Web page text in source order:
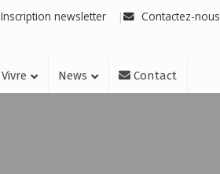
Inscription newsletter Contactez-nous
Vivre News Contact